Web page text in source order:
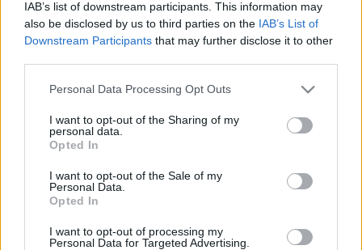
IAB’s list of downstream participants. This information may
also be disclosed by us to third parties on the IAB’s List of
Downstream Participants that may further disclose it to other
Please note that this website/app uses one or more Google
not limited to your visit or usage behaviour. You may click to
grant or deny consent to Google and its third-party tags to
use your data for below specified purposes in below Google
consent section.
Personal Data Processing Opt Outs
I want to opt-out of the Sharing of my
personal data.
Opted In
I want to opt-out of the Sale of my
Personal Data.
Opted In
I want to opt-out of processing my
Personal Data for Targeted Advertising.
Várnak mindenkit, aki szeretné, hogy lakókörnyezete szebb,
tisztább és rendezettebb legyen
SZEMÉTSZEDÉST TARTANAK A CIVILEK
VASÁRNAP GYŐRBEN
2022. Április. 29. 15:26
Városrétről indulva a Duna-parton szed szemetet vasárnap a
Szedett szemét.
SZEMÉTSZEDÉST SZERVEZNEK A
SZOMBATHELYI PARKERDŐBE
2022. Április. 21. 07:08
Várják a jelentkezőket.
GYŐRBEN A SZEDETT SZEMÉT